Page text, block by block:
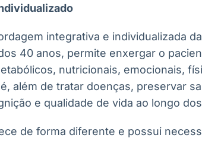
integrativa e individualizada
40 anos, permite enxergar o
nutricionais, emocionais,
além de tratar doenças, preservar
e qualidade de vida ao longo
de forma diferente e possui